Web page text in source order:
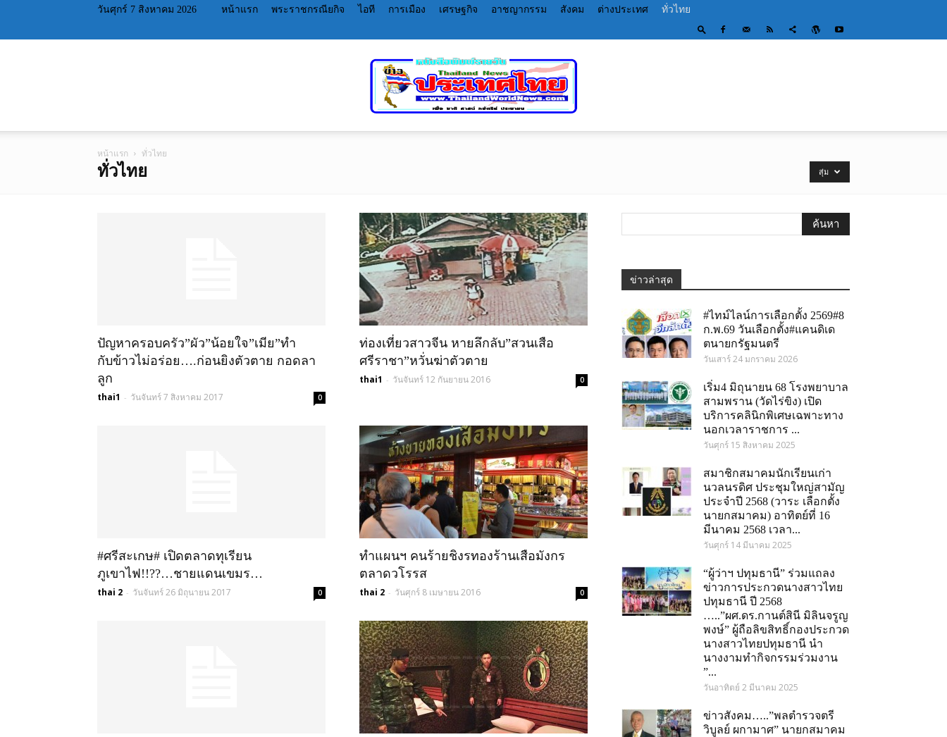
วันศุกร์ 7 สิงหาคม 2026 หน้าแรก พระราชกรณียกิจ ไอที การเมือง เศรษฐกิจ อาชญากรรม สังคม ต่างประเทศ ทั่วไทย
ราย
วัน"ข่าว
ประเทศไทย"
้
https;//www.thailandworldnews.com
หน้าแรก ทั่วไทย
ทั่วไทย สุ่ม
ปัญหาครอบครัว”ผัว”น้อยใจ”เมีย”ทำ
กับข้าวไม่อร่อย….ก่อนยิงตัวตาย กอดลา
ลูก
thai1 - วันจันทร์ 7 สิงหาคม 2017 0
ท่องเที่ยวสาวจีน หายลึกลับ”สวนเสือ
ศรีราชา”หวั่นฆ่าตัวตาย
thai1 - วันจันทร์ 12 กันยายน 2016 0
#ศรีสะเกษ# เปิดตลาดทุเรียน
ภูเขาไฟ!!??…ชายแดนเขมร…
thai 2 - วันจันทร์ 26 มิถุนายน 2017 0
ทำแผนฯ คนร้ายชิงรทองร้านเสือมังกร
ตลาดวโรรส
thai 2 - วันศุกร์ 8 เมษายน 2016 0
ข่าวล่าสุด
#ไทม์ไลน์การเลือกตั้ง 2569#8
ก.พ.69 วันเลือกตั้ง#แคนดิเด
ตนายกรัฐมนตรี
วันเสาร์ 24 มกราคม 2026
เริ่ม4 มิถุนายน 68 โรงพยาบาล
สามพราน (วัดไร่ขิง) เปิด
บริการคลินิกพิเศษเฉพาะทาง
นอกเวลาราชการ ...
วันศุกร์ 15 สิงหาคม 2025
สมาชิกสมาคมนักเรียนเก่า
นวลนรดิศ ประชุมใหญ่สามัญ
ประจำปี 2568 (วาระ เลือกตั้ง
นายกสมาคม) อาทิตย์ที่ 16
มีนาคม 2568 เวลา...
วันศุกร์ 14 มีนาคม 2025
“ผู้ว่าฯ ปทุมธานี” ร่วมแถลง
ข่าวการประกวดนางสาวไทย
ปทุมธานี ปี 2568
…..”ผศ.ดร.กานต์สินี มิลินจรูญ
พงษ์” ผู้ถือลิขสิทธิ์กองประกวด
นางสาวไทยปทุมธานี นำ
นางงามทำกิจกรรมร่วมงาน
”...
วันอาทิตย์ 2 มีนาคม 2025
ข่าวสังคม…..”พลตำรวจตรี
วิบูลย์ ผกามาศ” นายกสมาคม